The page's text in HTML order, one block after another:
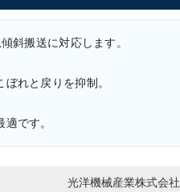
斜搬送に対応します。
れと戻りを抑制。
です。
光洋機械産業株式会社